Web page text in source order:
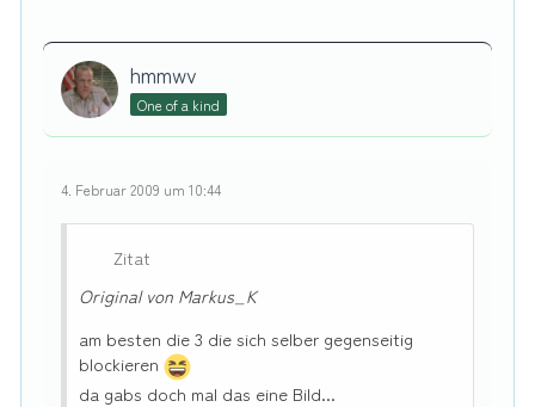
hmmwv
One of a kind
4. Februar 2009 um 10:44
Zitat
Original von Markus_K
am besten die 3 die sich selber gegenseitig
blockieren
da gabs doch mal das eine Bild...